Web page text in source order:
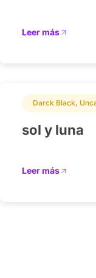
Leer más
Darck Black,
sol y luna
Leer más